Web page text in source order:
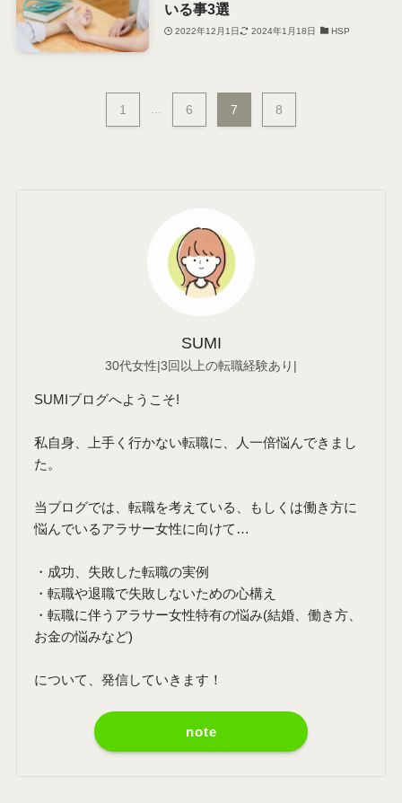
いる事3選
2022年12月1日 2024年1月18日 HSP
1 6 7 8
SUMI
30代女性|3回以上の転職経験あり|
SUMIブログへようこそ!
私自身、上手く行かない転職に、人一倍悩んできまし
た。
当ブログでは、転職を考えている、もしくは働き方に
悩んでいるアラサー女性に向けて…
・成功、失敗した転職の実例
・転職や退職で失敗しないための心構え
・転職に伴うアラサー女性特有の悩み(結婚、働き方、
お金の悩みなど)
について、発信していきます！
note